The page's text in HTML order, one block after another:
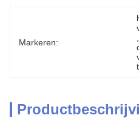
Markeren: